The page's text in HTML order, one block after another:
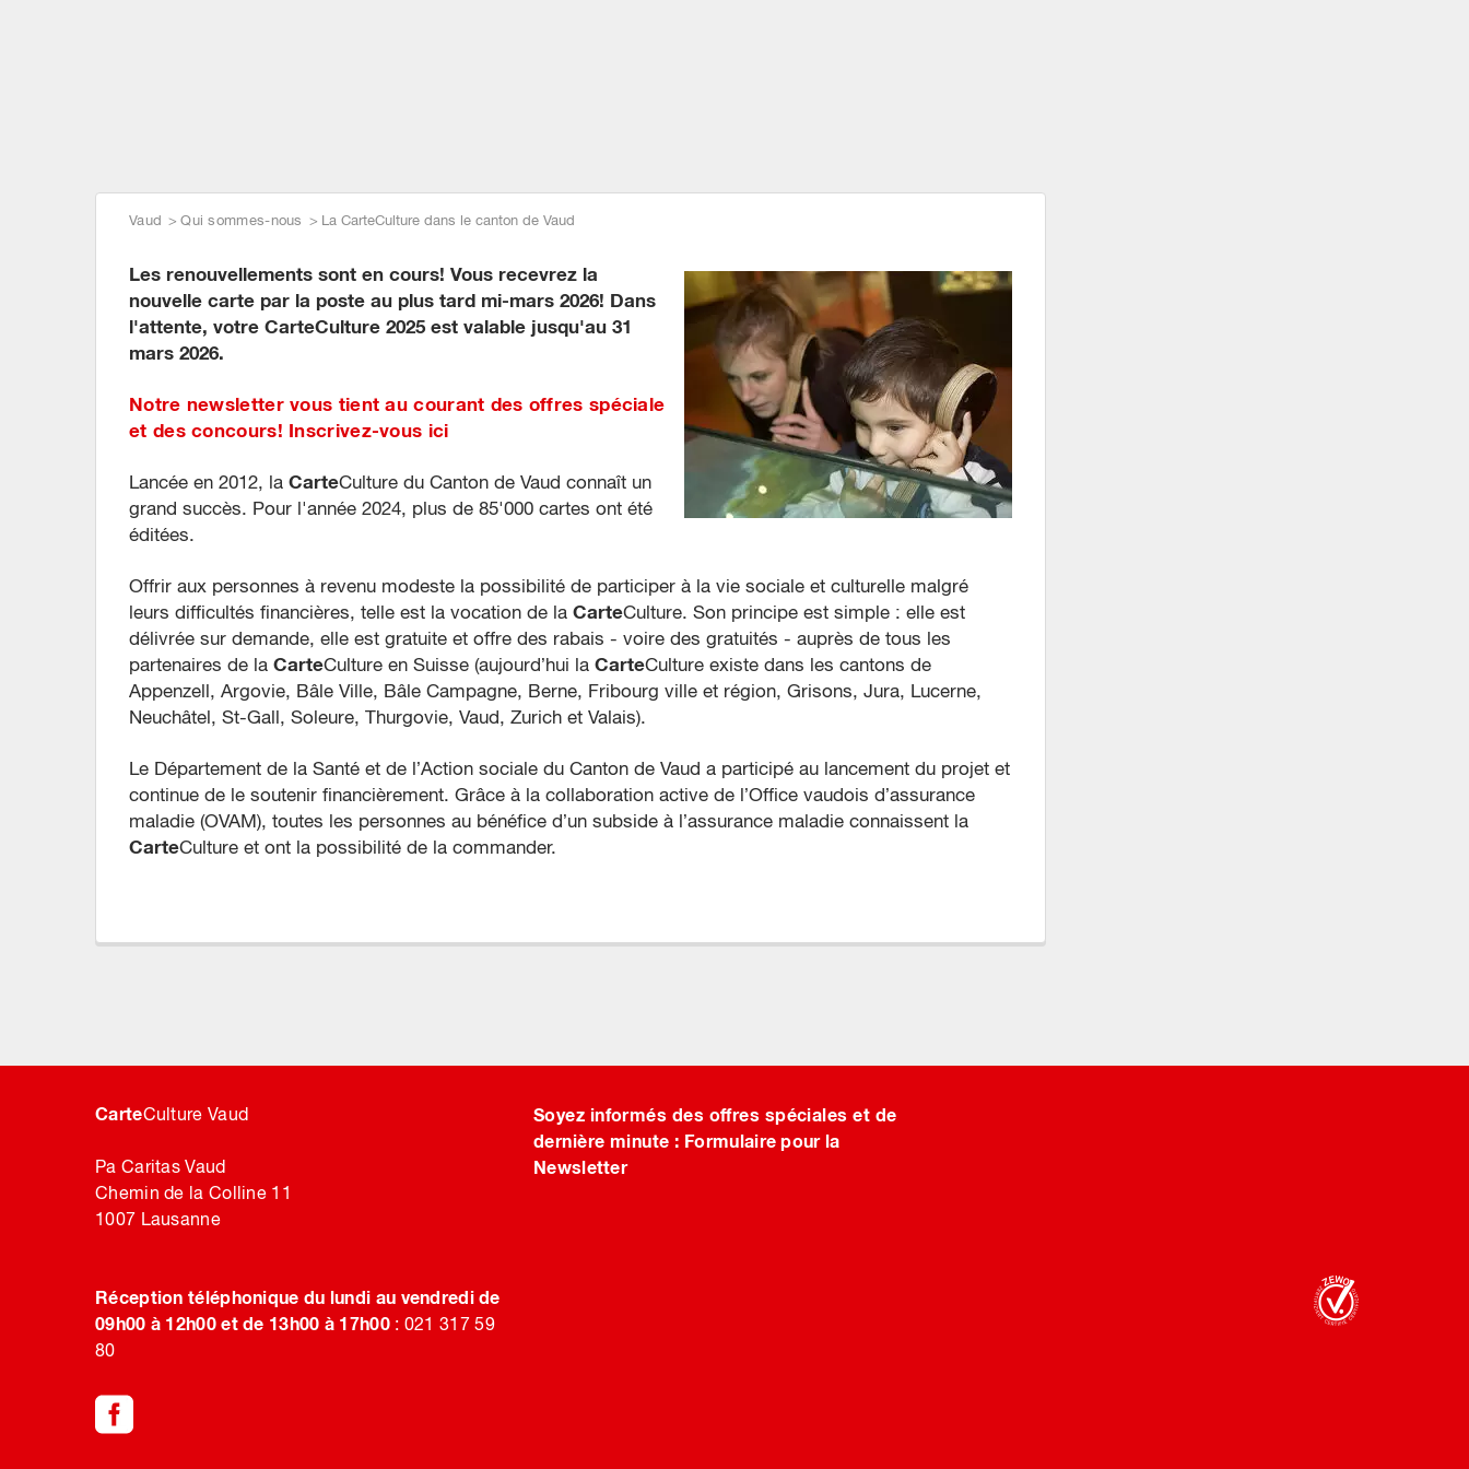
Vaud Qui sommes-nous La CarteCulture dans le canton de Vaud
Les renouvellements sont en cours! Vous recevrez la
nouvelle carte par la poste au plus tard mi-mars 2026! Dans
l'attente, votre CarteCulture 2025 est valable jusqu'au 31
mars 2026.
Notre newsletter vous tient au courant des offres spéciale
et des concours! Inscrivez-vous ici
Lancée en 2012, la CarteCulture du Canton de Vaud connaît un
grand succès. Pour l'année 2024, plus de 85'000 cartes ont été
éditées.
Offrir aux personnes à revenu modeste la possibilité de participer à la vie sociale et culturelle malgré
leurs difficultés financières, telle est la vocation de la CarteCulture. Son principe est simple : elle est
délivrée sur demande, elle est gratuite et offre des rabais - voire des gratuités - auprès de tous les
partenaires de la CarteCulture en Suisse (aujourd’hui la CarteCulture existe dans les cantons de
Appenzell, Argovie, Bâle Ville, Bâle Campagne, Berne, Fribourg ville et région, Grisons, Jura, Lucerne,
Neuchâtel, St-Gall, Soleure, Thurgovie, Vaud, Zurich et Valais).
Le Département de la Santé et de l’Action sociale du Canton de Vaud a participé au lancement du projet et
continue de le soutenir financièrement. Grâce à la collaboration active de l’Office vaudois d’assurance
maladie (OVAM), toutes les personnes au bénéfice d’un subside à l’assurance maladie connaissent la
CarteCulture et ont la possibilité de la commander.
CarteCulture Vaud
Pa Caritas Vaud
Chemin de la Colline 11
1007 Lausanne
Réception téléphonique du lundi au vendredi de
09h00 à 12h00 et de 13h00 à 17h00: 021 317 59
80
Soyez informés des offres spéciales et de
dernière minute : Formulaire pour la
Newsletter